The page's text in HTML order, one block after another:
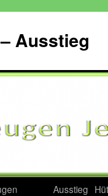
Ausstieg
Ausstieg